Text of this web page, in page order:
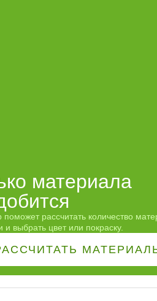
материала
поможет рассчитать количество
и выбрать цвет или покраску.